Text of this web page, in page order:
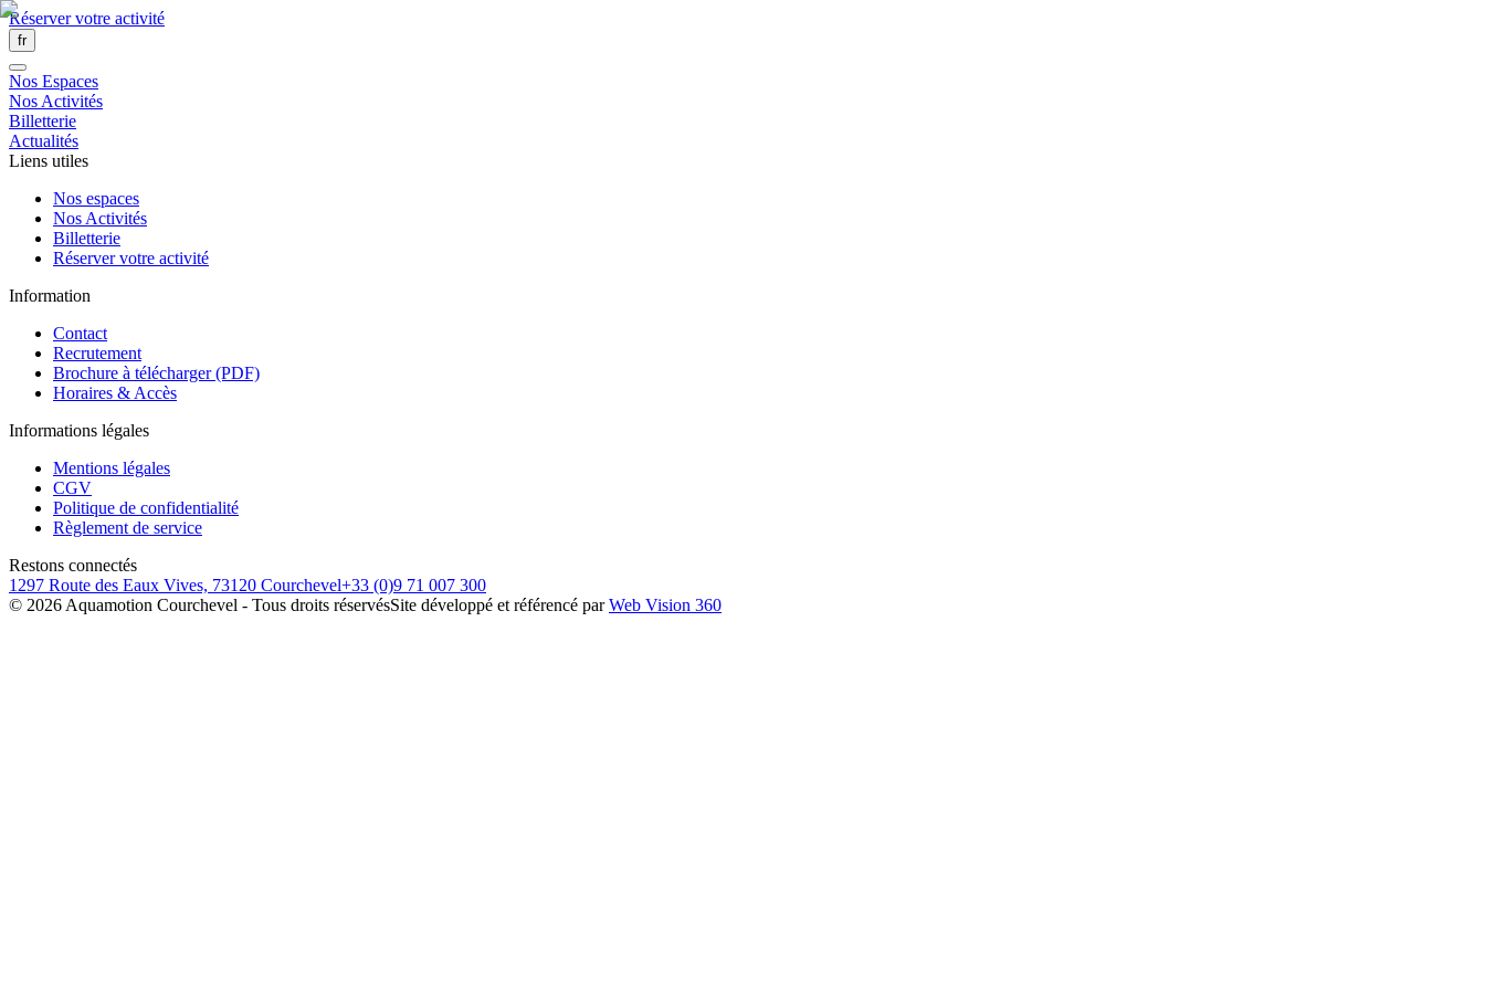
Réserver votre activité
fr
Nos Espaces
Nos Activités
Billetterie
Actualités
Liens utiles
Nos espaces
Nos Activités
Billetterie
Réserver votre activité
Information
Contact
Recrutement
Brochure à télécharger (PDF)
Horaires & Accès
Informations légales
Mentions légales
CGV
Politique de confidentialité
Règlement de service
Restons connectés
1297 Route des Eaux Vives, 73120 Courchevel+33 (0)9 71 007 300
© 2026 Aquamotion Courchevel - Tous droits réservésSite développé et référencé par Web Vision 360